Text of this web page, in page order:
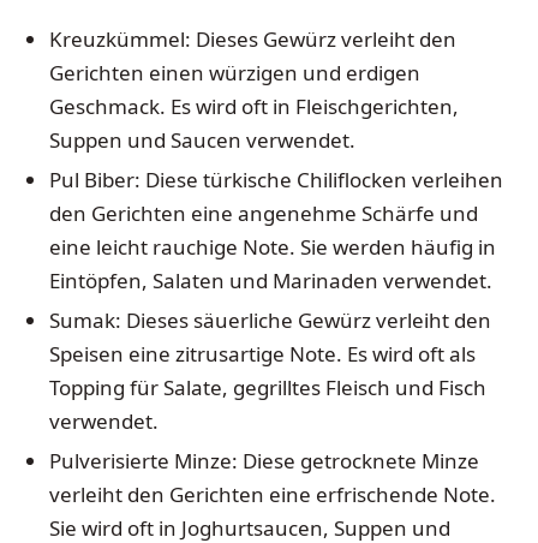
Kreuzkümmel: Dieses Gewürz verleiht den
Gerichten einen würzigen und erdigen
Geschmack. Es wird oft in Fleischgerichten,
Suppen und Saucen verwendet.
Pul Biber: Diese türkische Chiliflocken verleihen
den Gerichten eine angenehme Schärfe und
eine leicht rauchige Note. Sie werden häufig in
Eintöpfen, Salaten und Marinaden verwendet.
Sumak: Dieses säuerliche Gewürz verleiht den
Speisen eine zitrusartige Note. Es wird oft als
Topping für Salate, gegrilltes Fleisch und Fisch
verwendet.
Pulverisierte Minze: Diese getrocknete Minze
verleiht den Gerichten eine erfrischende Note.
Sie wird oft in Joghurtsaucen, Suppen und